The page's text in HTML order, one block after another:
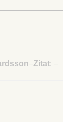
–Zitat: –